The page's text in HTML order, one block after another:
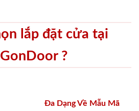
lắp đặt cửa tại
?
Đa Dạng Về Mẫu Mã